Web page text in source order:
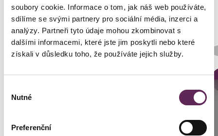
soubory cookie. Informace o tom, jak náš web používáte,
sdílíme se svými partnery pro sociální média, inzerci a
analýzy. Partneři tyto údaje mohou zkombinovat s
dalšími informacemi, které jste jim poskytli nebo které
získali v důsledku toho, že používáte jejich služby.
souhlasu
Nutné
Preferenční
Der behandelnde Arzt
MUDr. Petros Christodoulou
Brünn: +420 776 279 454